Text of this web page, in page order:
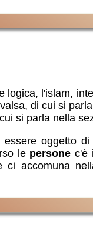
logica, l'islam,
di cui si
si parla nella
essere oggetto
le persone c'è
accomuna